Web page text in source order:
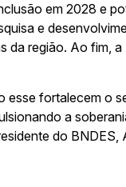
em 2028 e
e
da região. Ao fim,
esse fortalecem o
a
do BNDES,